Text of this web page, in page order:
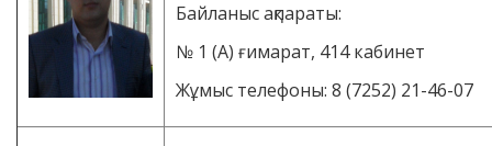
Байланыс ақпараты:
№ 1 (А) ғимарат, 414 кабинет
Жұмыс телефоны: 8 (7252) 21-46-07